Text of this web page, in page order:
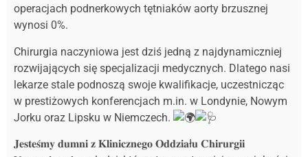
operacjach podnerkowych tętniaków aorty brzusznej
wynosi 0%.
Chirurgia naczyniowa jest dziś jedną z najdynamiczniej
rozwijających się specjalizacji medycznych. Dlatego nasi
lekarze stale podnoszą swoje kwalifikacje, uczestnicząc
w prestiżowych konferencjach m.in. w Londynie, Nowym
Jorku oraz Lipsku w Niemczech.
𝐉𝐞𝐬𝐭𝐞𝐬́𝐦𝐲 𝐝𝐮𝐦𝐧𝐢 𝐳 𝐊𝐥𝐢𝐧𝐢𝐜𝐳𝐧𝐞𝐠𝐨 𝐎𝐝𝐝𝐳𝐢𝐚ł𝐮 𝐂𝐡𝐢𝐫𝐮𝐫𝐠𝐢𝐢